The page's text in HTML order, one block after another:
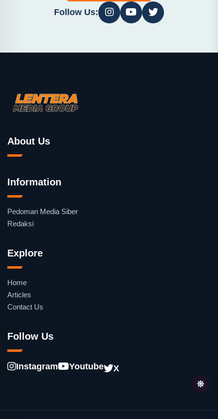
Follow Us:
About Us
Information
Pedoman Media Siber
Redaksi
Explore
Home
Articles
Contact Us
Follow Us
Instagram Youtube X